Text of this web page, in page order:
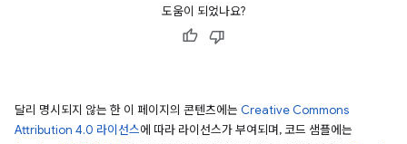
도움이 되었나요?
달리 명시되지 않는 한 이 페이지의 콘텐츠에는 Creative Commons
Attribution 4.0 라이선스에 따라 라이선스가 부여되며, 코드 샘플에는